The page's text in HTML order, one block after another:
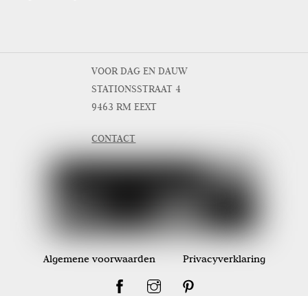
VOOR DAG EN DAUW
STATIONSSTRAAT 4
9463 RM EEXT
CONTACT
Algemene voorwaarden Privacyverklaring